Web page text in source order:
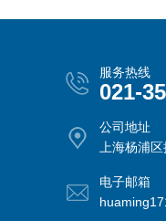
服务热线
021-
公司地址
上海杨浦
电子邮箱